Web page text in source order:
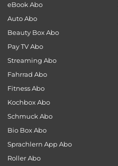
eBook Abo
Auto Abo
Beauty Box Abo
Pay TV Abo
Streaming Abo
Fahrrad Abo
Fitness Abo
Kochbox Abo
Schmuck Abo
Bio Box Abo
Sprachlern App Abo
Roller Abo